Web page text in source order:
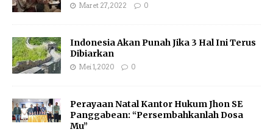
Maret 27, 2022 0
Indonesia Akan Punah Jika 3 Hal Ini Terus
Dibiarkan
Mei 1, 2020 0
Perayaan Natal Kantor Hukum Jhon SE
Panggabean: “Persembahkanlah Dosa
Mu”